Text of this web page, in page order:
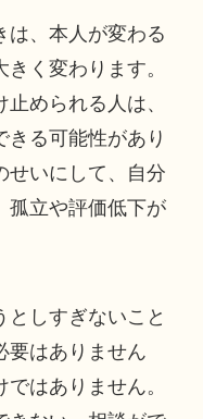
は、本人が変わる
く変わります。
められる人は、
きる可能性があり
せいにして、自分
孤立や評価低下が
としすぎないこと
要はありません
はありません。